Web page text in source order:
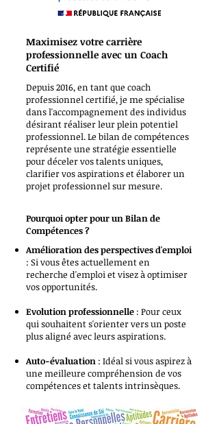
Maximisez votre carrière
professionnelle avec un Coach
Certifié
Depuis 2016, en tant que coach
professionnel certifié, je me spécialise
dans l'accompagnement des individus
désirant réaliser leur plein potentiel
professionnel. Le bilan de compétences
représente une stratégie essentielle
pour déceler vos talents uniques,
clarifier vos aspirations et élaborer un
projet professionnel sur mesure.
Pourquoi opter pour un Bilan de
Compétences ?
Amélioration des perspectives d'emploi
: Si vous êtes actuellement en
recherche d'emploi et visez à optimiser
vos opportunités.
Evolution professionnelle : Pour ceux
qui souhaitent s'orienter vers un poste
plus aligné avec leurs aspirations.
Auto-évaluation : Idéal si vous aspirez à
une meilleure compréhension de vos
compétences et talents intrinsèques.